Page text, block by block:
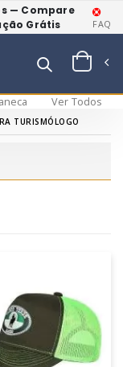
— Compare
Grátis
FAQ
Ver Todos
TURISMÓLOGO